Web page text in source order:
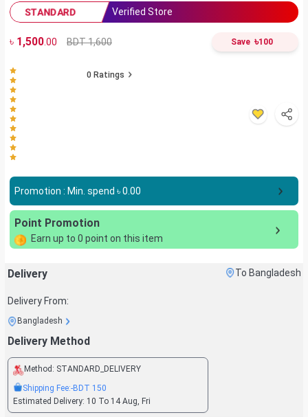
STANDARD Verified Store
৳ 1,500.00 BDT 1,600 Save ৳100
0 Ratings
Promotion : Min. spend ৳0.00
Point Promotion
Earn up to 0 point on this item
Delivery To Bangladesh
Delivery From:
Bangladesh
Delivery Method
Method: STANDARD_DELIVERY
Shipping Fee:-BDT 150
Estimated Delivery: 10 To 14 Aug, Fri